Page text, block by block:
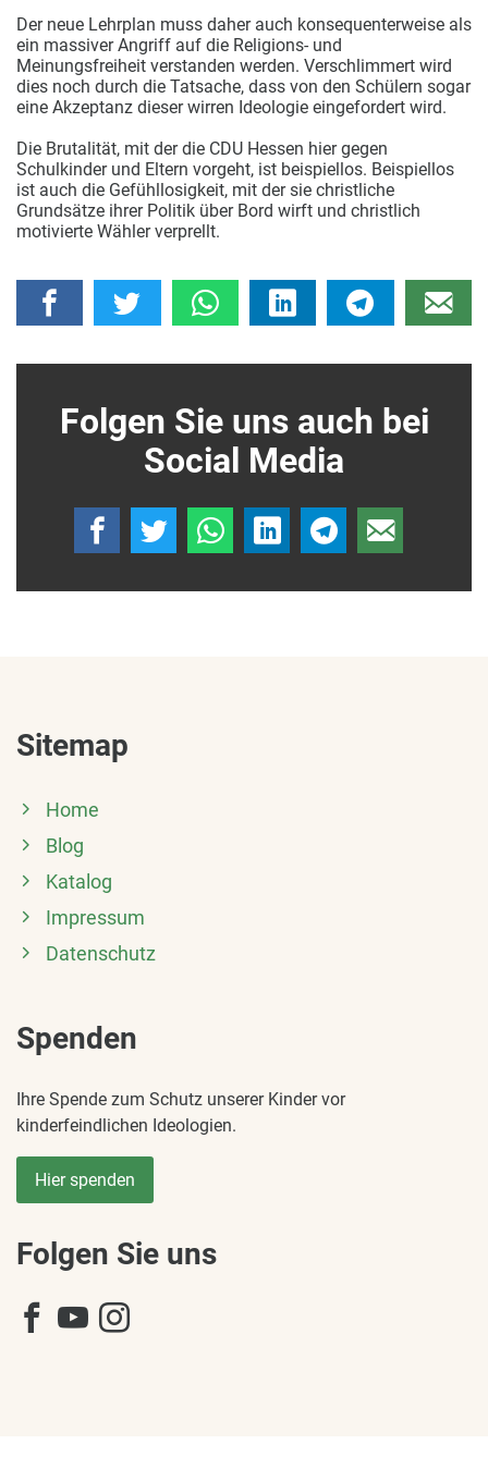
Der neue Lehrplan muss daher auch konsequenterweise als
ein massiver Angriff auf die Religions- und
Meinungsfreiheit verstanden werden. Verschlimmert wird
dies noch durch die Tatsache, dass von den Schülern sogar
eine Akzeptanz dieser wirren Ideologie eingefordert wird.
Die Brutalität, mit der die CDU Hessen hier gegen
Schulkinder und Eltern vorgeht, ist beispiellos. Beispiellos
ist auch die Gefühllosigkeit, mit der sie christliche
Grundsätze ihrer Politik über Bord wirft und christlich
motivierte Wähler verprellt.
Folgen Sie uns auch bei
Social Media
Sitemap
Home
Blog
Katalog
Impressum
Datenschutz
Spenden
Ihre Spende zum Schutz unserer Kinder vor
kinderfeindlichen Ideologien.
Hier spenden
Folgen Sie uns